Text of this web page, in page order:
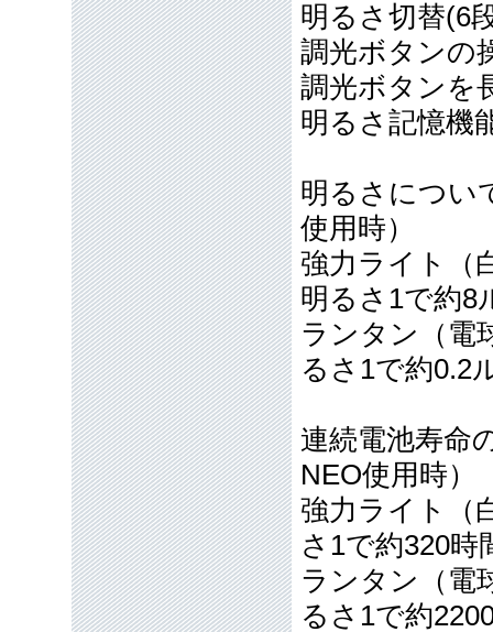
明るさ切替(6
調光ボタンの
調光ボタンを
明るさ記憶機
明るさについ
使用時）
強力ライト（
明るさ1で約8
ランタン（電
るさ1で約0.2
連続電池寿命
NEO使用時）
強力ライト（
さ1で約320時
ランタン（電
るさ1で約